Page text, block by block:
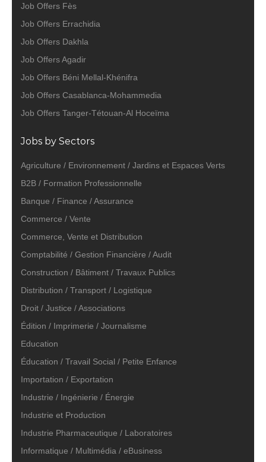
Job Offers Fès
Job Offers Errachidia
Job Offers Dakhla
Job Offers Agadir
Job Offers Béni Mellal-Khénifra
Job Offers Casablanca-Mohammedia
Job Offers Tanger-Tétouan-Al Hoceïma
Jobs by Sectors
Agriculture / Environnement / Jardins et Espaces Verts
B2B / Formation Professionnelle
Banque / Finance / Assurance
Commerce / Vente
Commerce, Vente et Distribution
Comptabilité / Gestion Financière / Audit
Construction / Bâtiment / Travaux Publics
Distribution / Transport / Logistique
Droit / Justice / Associations
Édition / Imprimerie / Journalisme
Education
Éducation / Travail Social / Petite Enfance
Importation / Exportation
Industrie / Ingénierie / Énergie
Industrie et Production
Industrie Pharmaceutique / Laboratoires
Informatique / Multimédia / eBusiness